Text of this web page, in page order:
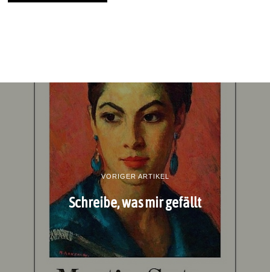
VORIGER ARTIKEL
Schreibe, was mir gefällt